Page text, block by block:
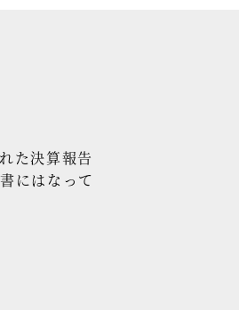
た決算報告
にはなって